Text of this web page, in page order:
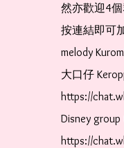
然亦歡迎4
按連結即可
melody
大口仔
https://
Disney
https://